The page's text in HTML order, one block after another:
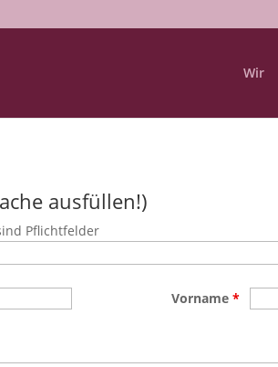
Wir
ausfüllen!)
Pflichtfelder
Vorname*